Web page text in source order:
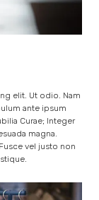
elit. Ut odio. Nam
ante ipsum
Curae; Integer
magna.
vel justo non